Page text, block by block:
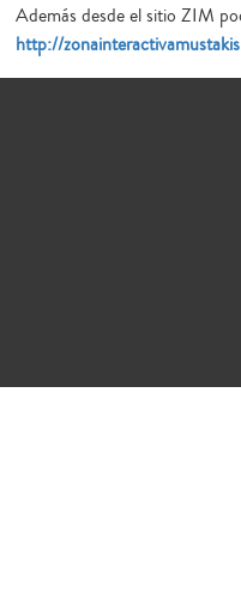
Además desde el sitio ZIM
http://